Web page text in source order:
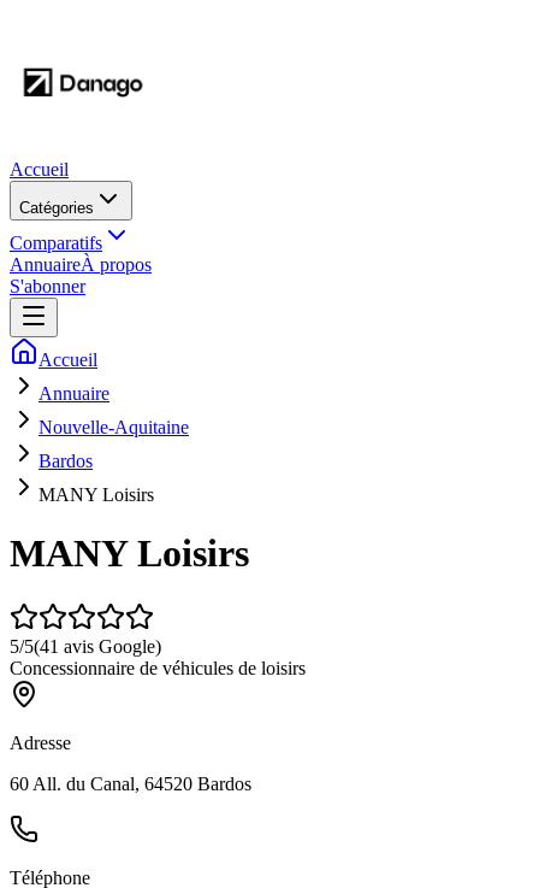
Accueil
Catégories
Comparatifs
AnnuaireÀ propos
S'abonner
Accueil
Annuaire
Nouvelle-Aquitaine
Bardos
MANY Loisirs
MANY Loisirs
5/5(41 avis Google)
Concessionnaire de véhicules de loisirs
Adresse
60 All. du Canal, 64520 Bardos
Téléphone